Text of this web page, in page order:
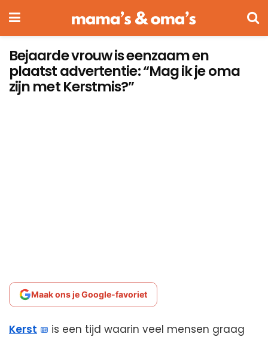
Bejaarde vrouw is eenzaam en
plaatst advertentie: “Mag ik je oma
zijn met Kerstmis?”
Maak ons je Google-favoriet
Kerst
is een tijd waarin veel mensen graag